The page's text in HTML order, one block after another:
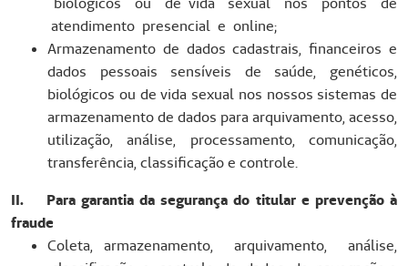
atendimento presencial e online;
Armazenamento de dados cadastrais, financeiros e
dados pessoais sensíveis de saúde, genéticos,
biológicos ou de vida sexual nos nossos sistemas de
armazenamento de dados para arquivamento, acesso,
utilização, análise, processamento, comunicação,
transferência, classificação e controle.
II. Para garantia da segurança do titular e prevenção à
fraude
Coleta, armazenamento, arquivamento, análise,